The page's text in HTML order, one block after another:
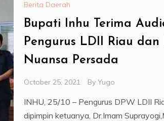
Berita Daerah
Bupati Inhu Terima
Pengurus LDII Riau
Nuansa Persada
October 25, 2021 By Yugo
INHU, 25/10 – Pengurus DPW LDII
dipimpin ketuanya, Dr.Imam